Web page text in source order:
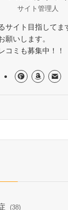
サイト管理人
サイト目指してま
願いします。
コミも募集中！！
(38)